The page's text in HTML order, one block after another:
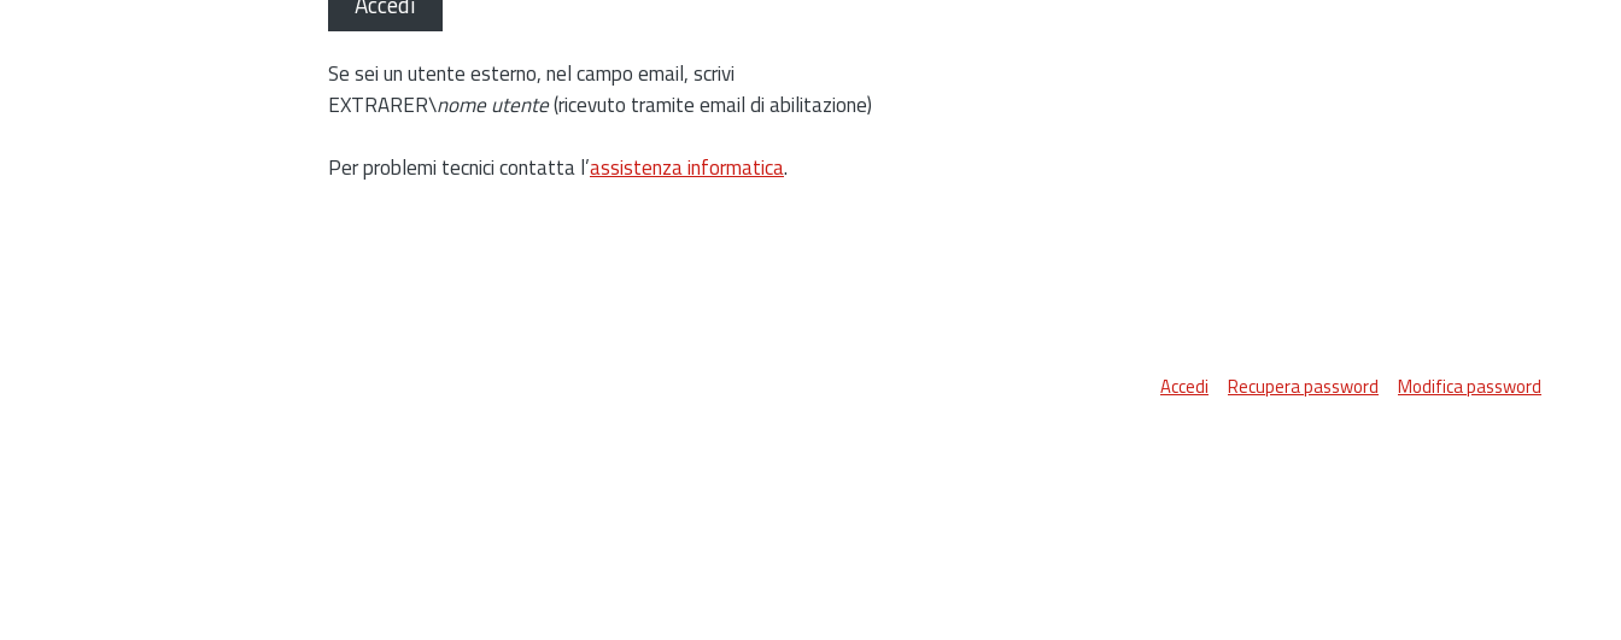
Se sei un utente esterno, nel campo email, scrivi
EXTRARER\nome utente(ricevuto tramite email di abilitazione)
Per problemi tecnici contatta l’assistenza informatica.
Accedi Recupera password Modifica password